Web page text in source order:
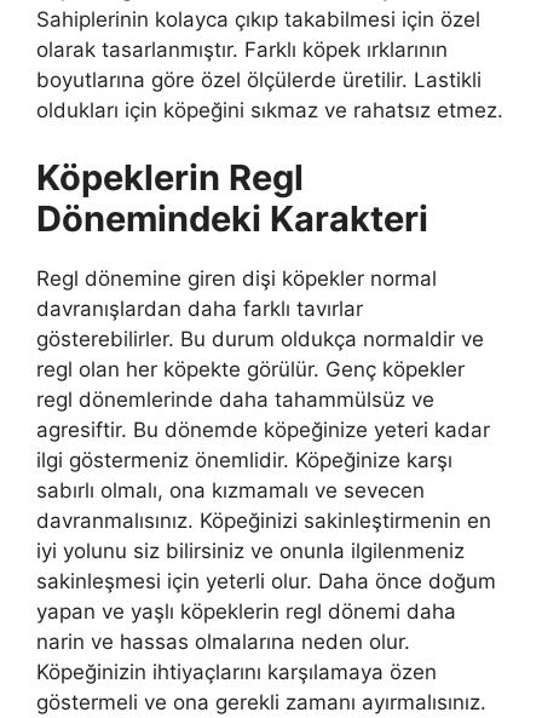
Sahiplerinin kolayca çıkıp takabilmesi için özel
olarak tasarlanmıştır. Farklı köpek ırklarının
boyutlarına göre özel ölçülerde üretilir. Lastikli
oldukları için köpeğini sıkmaz ve rahatsız etmez.
Köpeklerin Regl
Dönemindeki Karakteri
Regl dönemine giren dişi köpekler normal
davranışlardan daha farklı tavırlar
gösterebilirler. Bu durum oldukça normaldir ve
regl olan her köpekte görülür. Genç köpekler
regl dönemlerinde daha tahammülsüz ve
agresiftir. Bu dönemde köpeğinize yeteri kadar
ilgi göstermeniz önemlidir. Köpeğinize karşı
sabırlı olmalı, ona kızmamalı ve sevecen
davranmalısınız. Köpeğinizi sakinleştirmenin en
iyi yolunu siz bilirsiniz ve onunla ilgilenmeniz
sakinleşmesi için yeterli olur. Daha önce doğum
yapan ve yaşlı köpeklerin regl dönemi daha
narin ve hassas olmalarına neden olur.
Köpeğinizin ihtiyaçlarını karşılamaya özen
göstermeli ve ona gerekli zamanı ayırmalısınız.